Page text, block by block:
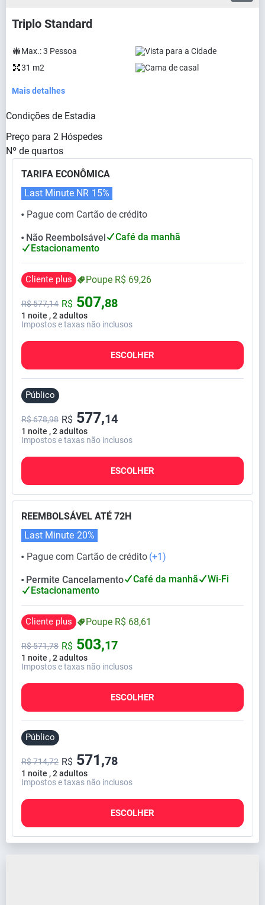
Triplo Standard
Max.:3 Pessoa
Vista para a Cidade
31 m2
Cama de casal
Mais detalhes
Condições de Estadia
Preço para 2 Hóspedes
Nº de quartos
TARIFA ECONÔMICA
⬤ Pague com Cartão de crédito
Last Minute NR 15%
⬤ Não Reembolsável
Café da manhã
Estacionamento
Cliente plus Poupe R$ 69,26
1 noite , 2 adultos
R$577,14 R$ 507,88
Impostos e taxas não inclusos
ESCOLHER
Público
1 noite , 2 adultos
R$ 678,98 R$ 577,14
Impostos e taxas não inclusos
ESCOLHER
REEMBOLSÁVEL ATÉ 72H
⬤ Pague com Cartão de crédito (+1)
Last Minute 20%
⬤ Permite Cancelamento Café da manhã
Wi-Fi
Estacionamento
Cliente plus Poupe R$ 68,61
1 noite , 2 adultos
R$571,78 R$ 503,17
Impostos e taxas não inclusos
ESCOLHER
Público
1 noite , 2 adultos
R$ 714,72 R$ 571,78
Impostos e taxas não inclusos
ESCOLHER